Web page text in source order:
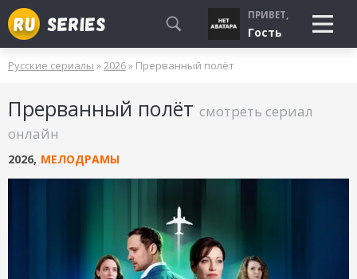
СМОТРЮ
БУДУ СМОТРЕТЬ
УЖЕ СМОТРЕЛ
ПРИВЕТ,
Гость
Русские сериалы »2026» Прерванный полёт
Прерванный полёт смотреть сериал
онлайн
2026, МЕЛОДРАМЫ